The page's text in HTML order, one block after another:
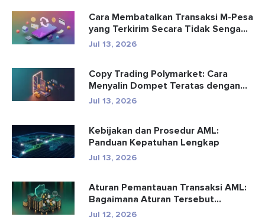
Cara Membatalkan Transaksi M-Pesa
yang Terkirim Secara Tidak Senga...
Jul 13, 2026
Copy Trading Polymarket: Cara
Menyalin Dompet Teratas dengan
Aman
Jul 13, 2026
Kebijakan dan Prosedur AML:
Panduan Kepatuhan Lengkap
Jul 13, 2026
Aturan Pemantauan Transaksi AML:
Bagaimana Aturan Tersebut
Mendete...
Jul 12, 2026